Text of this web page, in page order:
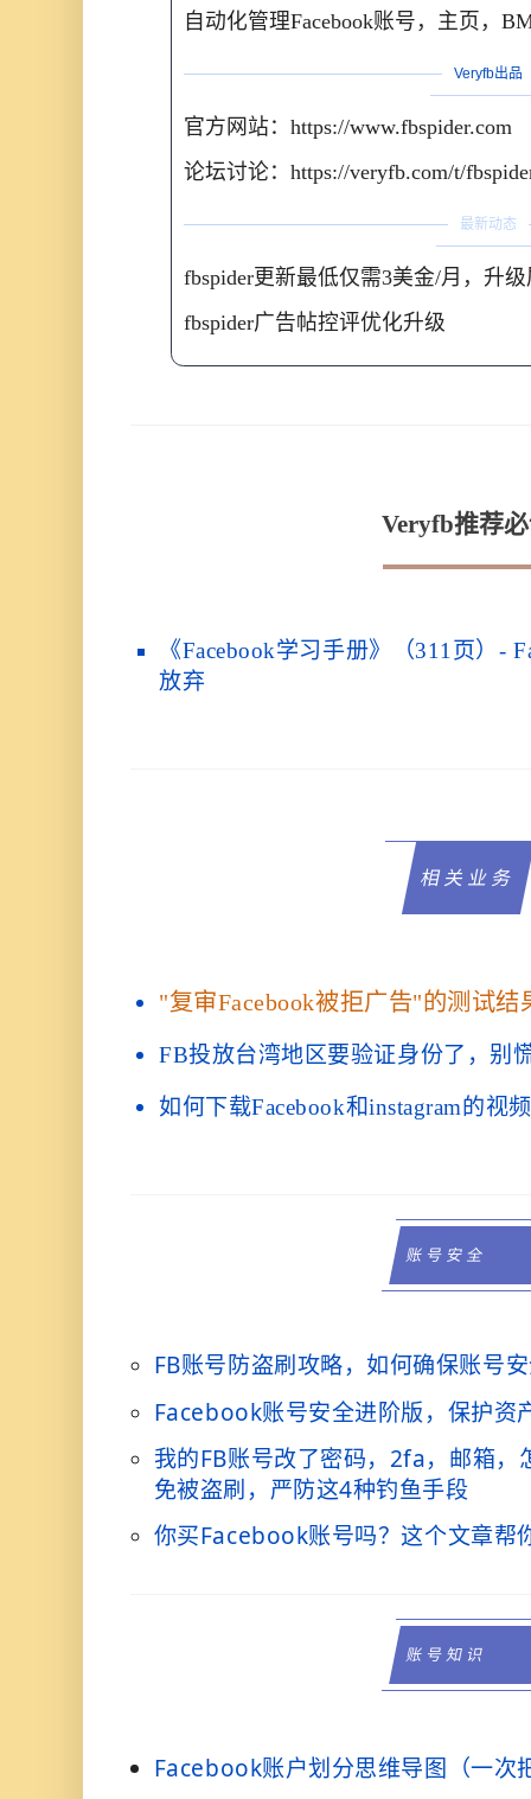
自动化管理Facebook账号，主页，
Veryfb出品
官方网站：https://www.fbspider.com
论坛讨论：https://veryfb.com/t/
最新动态
fbspider更新最低仅需3美金/月，升
fbspider广告帖控评优化升级
Veryfb推荐
《Facebook学习手册》（311页）-
放弃
相关业务
"复审Facebook被拒广告"的测试结
FB投放台湾地区要验证身份了，别
如何下载Facebook和instagram的视频
账号安全
FB账号防盗刷攻略，如何确保账号
Facebook账号安全进阶版，保护资
我的FB账号改了密码，2fa，邮箱，
免被盗刷，严防这4种钓鱼手段
你买Facebook账号吗？这个文章帮
账号知识
Facebook账户划分思维导图（一次